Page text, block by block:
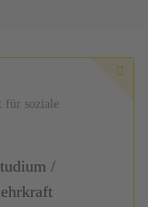
für soziale
/